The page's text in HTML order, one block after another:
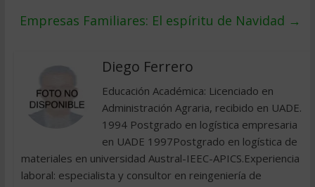
Empresas Familiares: El espíritu de Navidad →
Diego Ferrero
Educación Académica: Licenciado en
Administración Agraria, recibido en UADE.
1994 Postgrado en logística empresaria
en UADE 1997Postgrado en logística de
materiales en universidad Austral-IEEC-APICS.Experiencia
laboral: especialista y consultor en reingeniería de